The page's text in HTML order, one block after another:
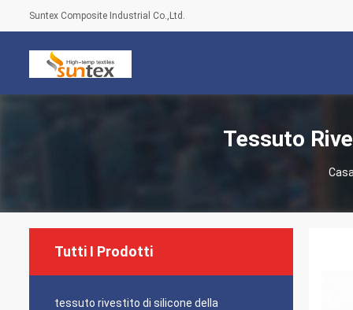
Suntex Composite Industrial Co.,Ltd.
Tessuto
Tutti I Prodotti
tessuto rivestito di silicone della